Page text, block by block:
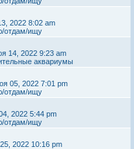
2022 8:02 am
отдам/ищу
14, 2022 9:23 am
аквариумы
05, 2022 7:01 pm
отдам/ищу
2022 5:44 pm
отдам/ищу
2022 10:16 pm